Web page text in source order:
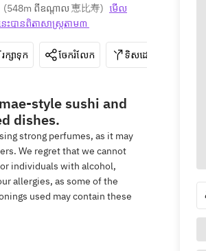
(548m ពីឧណ្ដាល 恵比寿) មើល
ះ​បាន​ពិតា​សាស្រ្ត​តាម៣
រក្សាទុក ចែករំលែក ទិសដៅ
style sushi and
dishes.
strong perfumes, as it may
We regret that we cannot
individuals with alcohol,
allergies, as some of the
used may contain these